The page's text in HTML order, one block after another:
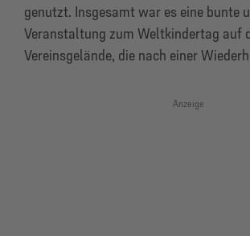
genutzt. Insgesamt war es eine bunte
Veranstaltung zum Weltkindertag auf
Vereinsgelände, die nach einer
Anzeige